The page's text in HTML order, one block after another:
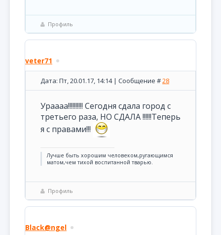
Профиль
veter71
Дата: Пт, 20.01.17, 14:14 | Сообщение #28
Ураааа!!!!!!!!!! Сегодня сдала город с
третьего раза, НО СДАЛА !!!!!!Теперь
я с правами!!!
Лучше быть хорошим человеком,ругающимся
матом,чем тихой воспитанной тварью.
Профиль
Black@ngel